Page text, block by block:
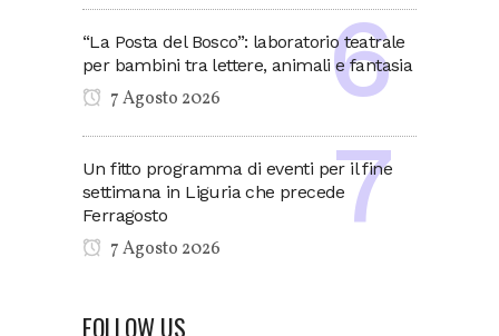
“La Posta del Bosco”: laboratorio teatrale
per bambini tra lettere, animali e fantasia
7 Agosto 2026
Un fitto programma di eventi per il fine
settimana in Liguria che precede
Ferragosto
7 Agosto 2026
FOLLOW US